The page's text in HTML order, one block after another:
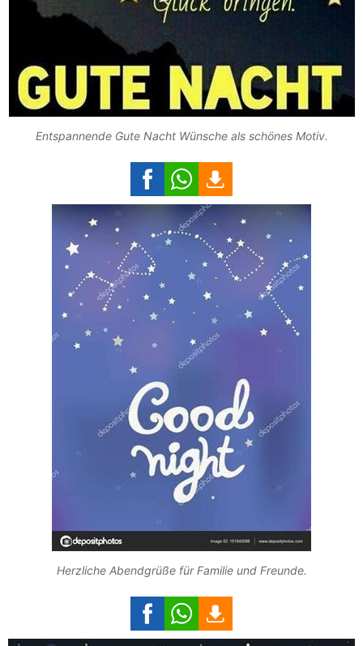
Entspannende Gute Nacht Wünsche als schönes Motiv.
Herzliche Abendgrüße für Familie und Freunde.